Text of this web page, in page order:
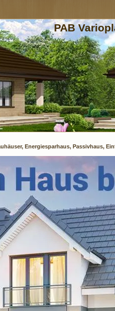
PAB
Energiesparhaus, Passivhaus,